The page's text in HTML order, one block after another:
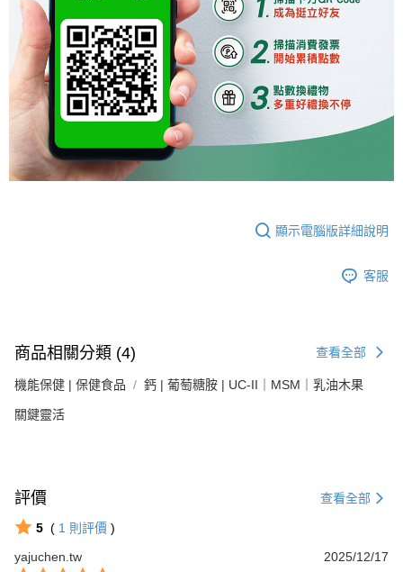
顯示電腦版詳細說明
客服
商品相關分類 (4) 查看全部
機能保健 | 保健食品 鈣 | 葡萄糖胺 | UC-II｜MSM｜乳油木果
關鍵靈活
評價 查看全部
5 ( 1 則評價 )
yajuchen.tw
2025/12/17